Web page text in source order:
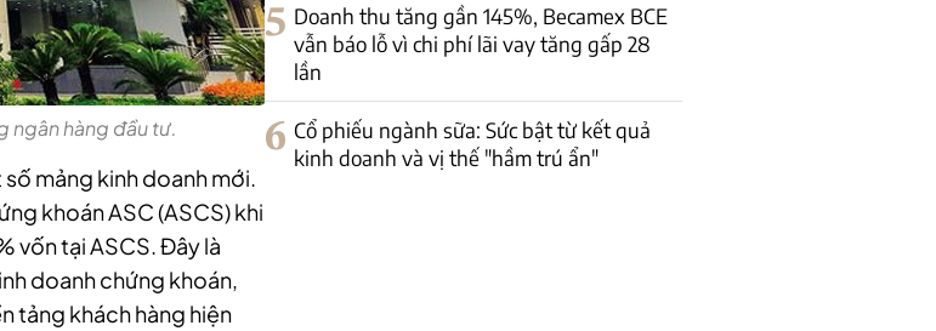
ngân hàng đầu tư.
mảng kinh doanh mới.
khoán ASC (ASCS) khi
vốn tại ASCS. Đây là
doanh chứng khoán,
tảng khách hàng hiện
5 Doanh thu tăng gần 145%, Becamex BCE
vẫn báo lỗ vì chi phí lãi vay tăng gấp 28
lần
6 Cổ phiếu ngành sữa: Sức bật từ kết quả
kinh doanh và vị thế "hầm trú ẩn"